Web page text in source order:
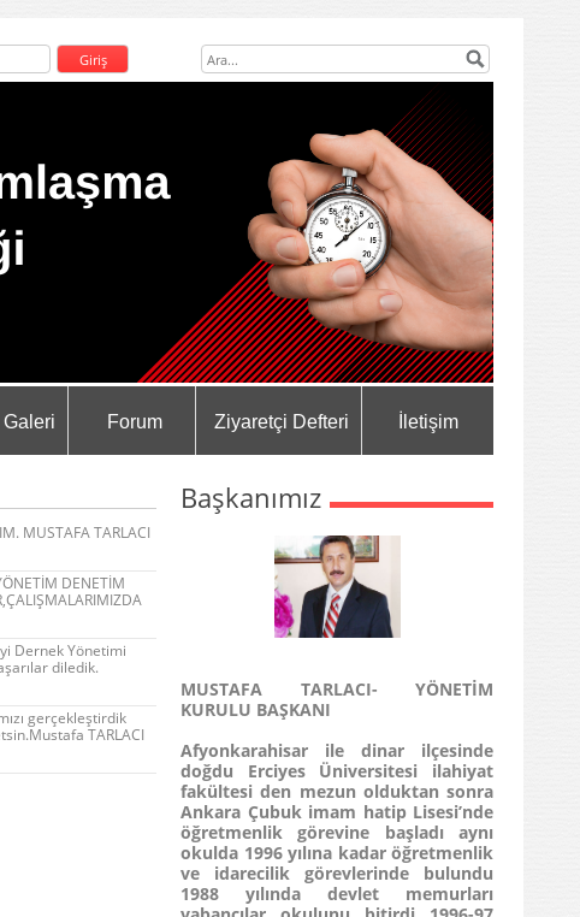
Galeri Forum Ziyaretçi Defteri İletişim
MUSTAFA TARLACI
DENETİM
Dernek Yönetimi
diledik.
gerçekleştirdik
TARLACI
Başkanımız
MUSTAFA TARLACI- YÖNETİM
KURULU BAŞKANI
Afyonkarahisar ile dinar ilçesinde
doğdu Erciyes Üniversitesi ilahiyat
fakültesi den mezun olduktan sonra
Ankara Çubuk imam hatip Lisesi’nde
öğretmenlik görevine başladı aynı
okulda 1996 yılına kadar öğretmenlik
ve idarecilik görevlerinde bulundu
1988 yılında devlet memurları